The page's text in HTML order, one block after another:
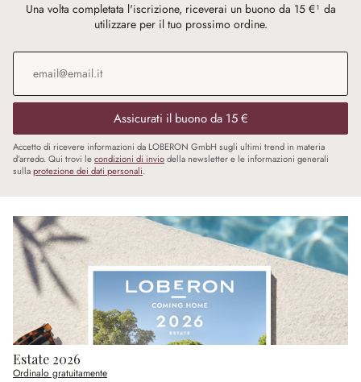
Una volta completata l'iscrizione, riceverai un buono da 15 €¹ da
utilizzare per il tuo prossimo ordine.
Indirizzo e-mail
Assicurati il buono da 15 €
Accetto di ricevere informazioni da LOBERON GmbH sugli ultimi trend in materia
d’arredo. Qui trovi lecondizioni di inviodella newsletter e le informazioni generali
sullaprotezione dei dati personali.
Estate 2026
Ordinalo gratuitamente